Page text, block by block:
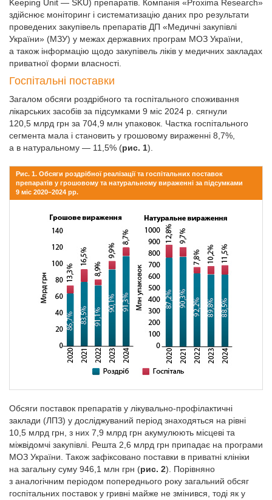
Keeping Unit — SKU) препаратів. Компанія «Proxima Research»
здійснює моніторинг і систематизацію даних про результати
проведених закупівель препаратів ДП «Медичні закупівлі
України» (МЗУ) у ме­жах державних програм МОЗ України,
а також інформацію щодо закупівель ліків у медичних закладах
приватної форми власності.
Госпітальні поставки
Загалом обсяги роздрібного та госпітального споживання
лікарських засобів за підсумками 9 міс 2024 р. сягнули
120,5 млрд грн за 704,9 млн упаковок. Частка госпітального
сегмента мала і становить у грошовому вираженні 8,7%,
а в натуральному — 11,5% (рис. 1).
Рис. 1. Обсяги роздрібної реалізації та госпітальних поставок
препаратів у грошовому та натуральному вираженні за підсумками
9 міс 2020–2024 рр.
Обсяги поставок препаратів у лікувально-профілактичні
заклади (ЛПЗ) у досліджуваний період знаходяться на рівні
10,5 млрд грн, з них 7,9 млрд грн акумулюють місцеві та
міжвідомчі закупівлі. Решта 2,6 млрд грн припадає на програми
МОЗ України. Також зафіксовано поставки в приватні клініки
на загальну суму 946,1 млн грн (рис. 2). Порівняно
з аналогічним періодом попереднього року загальний обсяг
госпітальних поставок у гривні майже не змінився, тоді як у